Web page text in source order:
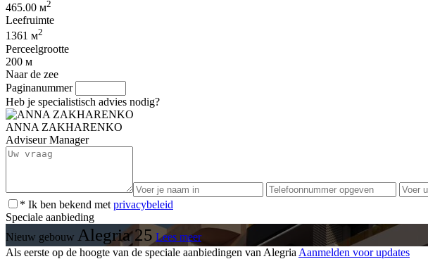
465.00 м2
Leefruimte
1361 м2
Perceelgrootte
200 м
Naar de zee
Paginanummer
Heb je specialistisch advies nodig?
ANNA ZAKHARENKO
Adviseur Manager
* Ik ben bekend met privacybeleid
Speciale aanbieding
Nieuw gebouw Alegria 25 Lees meer
Als eerste op de hoogte van de speciale aanbiedingen van Alegria Aanmelden voor updates